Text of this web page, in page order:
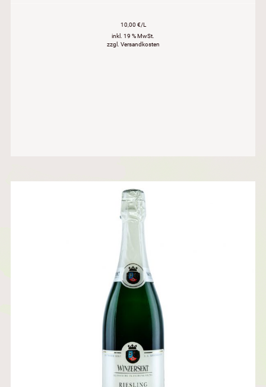
10,00 €/L
inkl. 19 % MwSt.
zzgl. Versandkosten